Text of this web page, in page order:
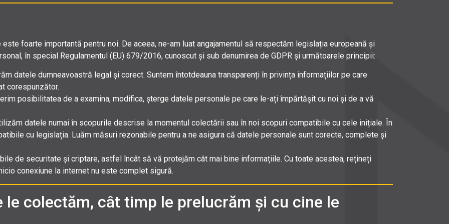
foarte importantă pentru noi. De aceea, ne-am luat angajamentul să respectăm legislația europeană și
în special Regulamentul (EU) 679/2016, cunoscut și sub denumirea de GDPR și următoarele principii:
datele dumneavoastră legal și corect. Suntem întotdeauna transparenți în privința informațiilor pe care
corespunzător.
posibilitatea de a examina, modifica, șterge datele personale pe care le-ați împărtășit cu noi și de a vă
datele numai în scopurile descrise la momentul colectării sau în noi scopuri compatibile cu cele inițiale. În
cu legislația. Luăm măsuri rezonabile pentru a ne asigura că datele personale sunt corecte, complete și
de securitate și criptare, astfel încât să vă protejăm cât mai bine informațiile. Cu toate acestea, rețineți
conexiune la internet nu este complet sigură.
le colectăm, cât timp le prelucrăm și cu cine le